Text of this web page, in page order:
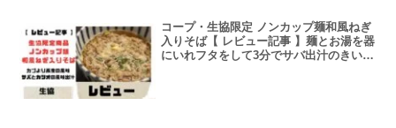
コープ・生協限定 ノンカップ麺和風ねぎ
入りそば【 レビュー記事 】麺とお湯を器
にいれフタをして3分でサバ出汁のきいた